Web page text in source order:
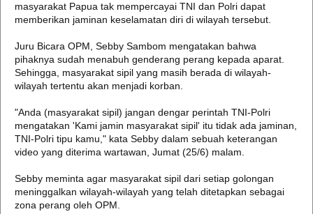
masyarakat Papua tak mempercayai TNI dan Polri dapat
memberikan jaminan keselamatan diri di wilayah tersebut.
Juru Bicara OPM, Sebby Sambom mengatakan bahwa
pihaknya sudah menabuh genderang perang kepada aparat.
Sehingga, masyarakat sipil yang masih berada di wilayah-
wilayah tertentu akan menjadi korban.
"Anda (masyarakat sipil) jangan dengar perintah TNI-Polri
mengatakan 'Kami jamin masyarakat sipil' itu tidak ada jaminan,
TNI-Polri tipu kamu," kata Sebby dalam sebuah keterangan
video yang diterima wartawan, Jumat (25/6) malam.
Sebby meminta agar masyarakat sipil dari setiap golongan
meninggalkan wilayah-wilayah yang telah ditetapkan sebagai
zona perang oleh OPM.